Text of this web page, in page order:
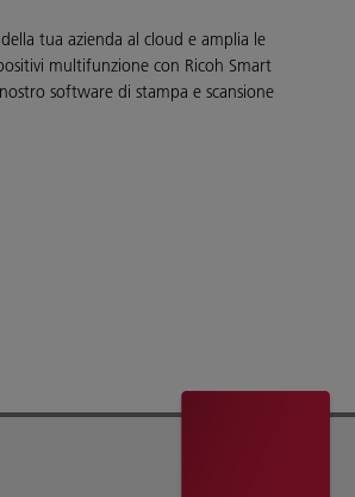
tua azienda al cloud e amplia le
multifunzione con Ricoh Smart
software di stampa e scansione